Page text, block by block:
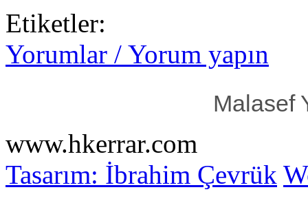
Etiketler:
Yorumlar / Yorum yapın
Malasef
www.hkerrar.com
Tasarım: İbrahim Çevrük